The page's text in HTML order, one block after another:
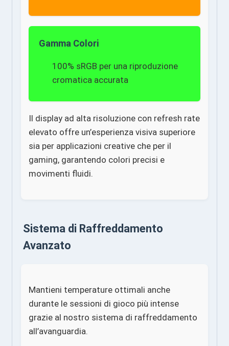
Gamma Colori
100% sRGB per una riproduzione
cromatica accurata
Il display ad alta risoluzione con refresh rate
elevato offre un’esperienza visiva superiore
sia per applicazioni creative che per il
gaming, garantendo colori precisi e
movimenti fluidi.
Sistema di Raffreddamento
Avanzato
Mantieni temperature ottimali anche
durante le sessioni di gioco più intense
grazie al nostro sistema di raffreddamento
all’avanguardia.